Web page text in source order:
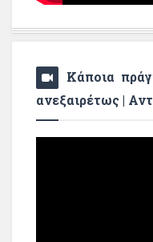
Κάποια
ανεξαιρέτως |